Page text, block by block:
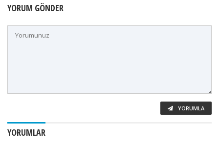
YORUM GÖNDER
YORUMLA
YORUMLAR